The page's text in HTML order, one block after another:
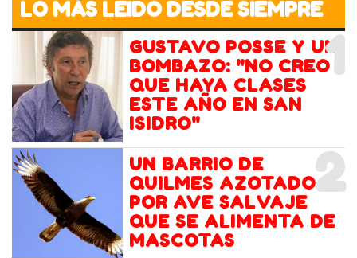
LO MÁS LEIDO DESDE SIEMPRE
1
GUSTAVO POSSE Y UN
BOMBAZO: "NO CREO
QUE HAYA CLASES
ESTE AÑO EN SAN
ISIDRO"
2
UN BARRIO DE
QUILMES AZOTADO
POR AVE SALVAJE
QUE SE ALIMENTA DE
MASCOTAS